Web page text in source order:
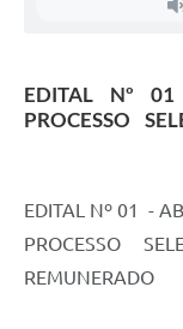
EDITAL Nº 01
PROCESSO
EDITAL Nº 01 -
PROCESSO
REMUNERADO